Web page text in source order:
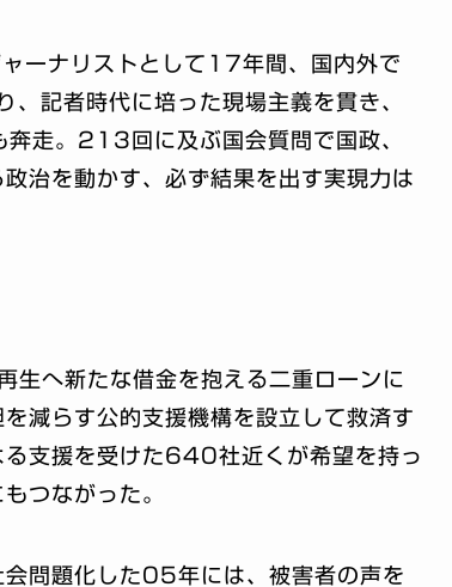
ーナリストとして17年間、国内外で
記者時代に培った現場主義を貫き、
走。213回に及ぶ国会質問で国政、
治を動かす、必ず結果を出す実現力は
へ新たな借金を抱える二重ローンに
減らす公的支援機構を設立して救済す
る支援を受けた640社近くが希望を持っ
つながった。
問題化した05年には、被害者の声を